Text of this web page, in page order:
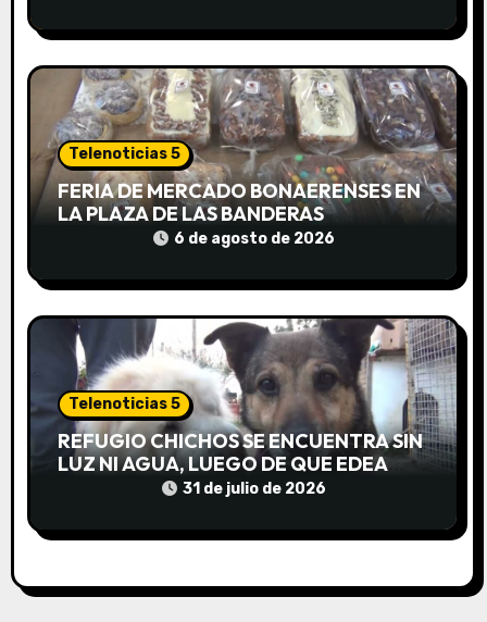
t
r
a
d
a
Telenoticias 5
FERIA DE MERCADO BONAERENSES EN
LA PLAZA DE LAS BANDERAS
6 de agosto de 2026
Telenoticias 5
REFUGIO CHICHOS SE ENCUENTRA SIN
LUZ NI AGUA, LUEGO DE QUE EDEA
CORTARA EL SUMINISTRO SIN AVISO
31 de julio de 2026